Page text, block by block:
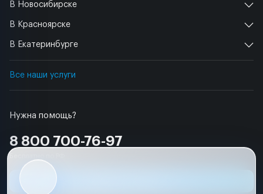
Нужна помощь?
8 800 700-76-97
В Новосибирске
В Красноярске
В Екатеринбурге
Все наши услуги